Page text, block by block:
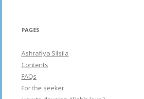
PAGES
Ashrafiya Silsila
Contents
FAQs
For the seeker